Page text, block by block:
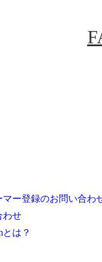
マー登録のお問い合わ
わせ
とは？